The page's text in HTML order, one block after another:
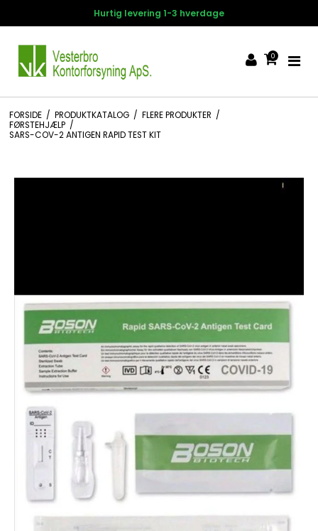
14 dages
0
FORSIDE / PRODUKTKATALOG / FLERE PRODUKTER /
FØRSTEHJÆLP /
SARS-COV-2 ANTIGEN RAPID TEST KIT